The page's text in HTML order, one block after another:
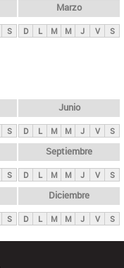
S
Marzo
D L M M J V S
S
Junio
D L M M J V S
S
Septiembre
D L M M J V S
S
Diciembre
D L M M J V S